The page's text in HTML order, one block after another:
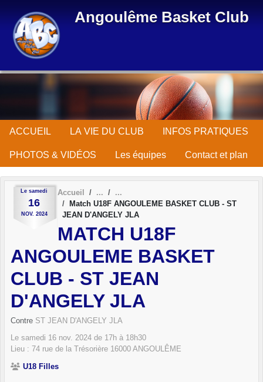
Angoulême Basket Club
ACCUEIL LA VIE DU CLUB INFOS PRATIQUES
PHOTOS & VIDÉOS Les équipes Contact et plan
Le samedi
16
NOV. 2024
Accueil
Match U18F ANGOULEME BASKET CLUB - ST
JEAN D'ANGELY JLA
MATCH U18F
ANGOULEME BASKET
CLUB - ST JEAN
D'ANGELY JLA
Contre ST JEAN D'ANGELY JLA
Le samedi 16 nov. 2024 de 17h à 18h30
Lieu : 74 rue de la Trésorière 16000 ANGOULÊME
U18 Filles